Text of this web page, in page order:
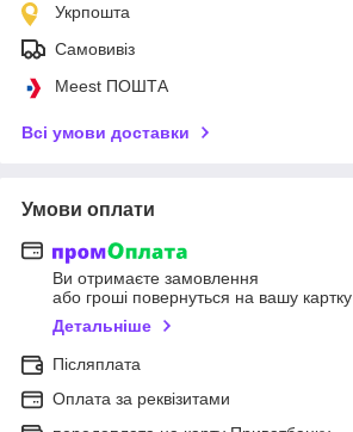
Укрпошта
Самовивіз
Meest ПОШТА
Всі умови доставки
Умови оплати
Ви отримаєте замовлення
або гроші повернуться на вашу картку
Детальніше
Післяплата
Оплата за реквізитами